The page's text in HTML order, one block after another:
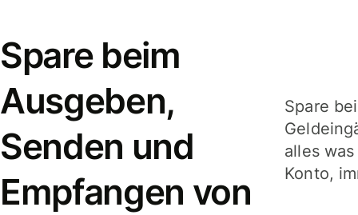
Spare beim
Ausgeben,
Senden und
Empfangen von
Spare
alles
Konto,